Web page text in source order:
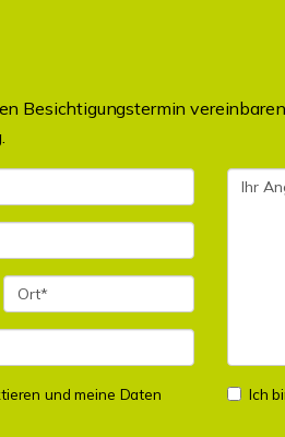
Besichtigungstermin
und meine Daten
Ich